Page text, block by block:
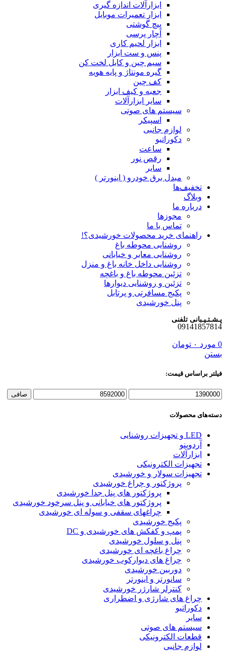
ابزارآلات اندازه گیری
ابزار تعمیرات موبایل
پیچ گوشتی
آچار پرسی
ابزار لحیم کاری
پنس و ست ابزار
سیم چین و کابل لخت کن
گیره مونتاژ و پایه هویه
کف چین
جعبه و کیف ابزار
سایر ابزارآلات
سیستم های صوتی
اسپیکر
لوازم جانبی
دکوراتیو
ساعت
رقص نور
سایر
مبدل برق خودرو ( اینورتر )
تخفیف‌ها
وبلاگ
درباره ما
مجوزها
تماس با ما
راهنمای خرید محصولات خورشیدی؟!
روشنایی محوطه باغ
روشنایی معابر و خیابانی
روشنایی داخل خانه باغ و منزل
تزئین محوطه باغ و باغچه
تزئین و روشنایی دیوارها
پکیج مسافرتی و پرتابل
پنل خورشیدی
پـشـتـیـبانی تلفنی
09141857814
0 مورد ۰ تومان
بستن
فیلتر براساس قیمت:
حداقل
حداكثر
صافی
دسته‌های محصولات
LED و تجهیزات روشنایی
آردوینو
ابزارآلات
تجهیزات الکترونیکی
تجهیزات سولار و خورشیدی
پروژکتور و چراغ خورشیدی
پروژکتور های پنل جدا خورشیدی
پروژکتور های خیابانی و پنل سرخود خورشیدی
چراغهای سقفی و سوله ای خورشیدی
پکیج خورشیدی
پمپ و کفکش های خورشیدی و DC
پنل و سلول خورشیدی
چراغ باغچه ای خورشیدی
چراغ های دیوارکوب خورشیدی
دوربین خورشیدی
سانورتر و اینورتر
کنترلر شارژر خورشیدی
چراغ های شارژی و اضطراری
دکوراتیو
سایر
سیستم های صوتی
قطعات الکترونیکی
لوازم جانبی